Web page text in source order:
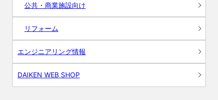
公共・商業施設向け
リフォーム
エンジニアリング情報
DAIKEN WEB SHOP